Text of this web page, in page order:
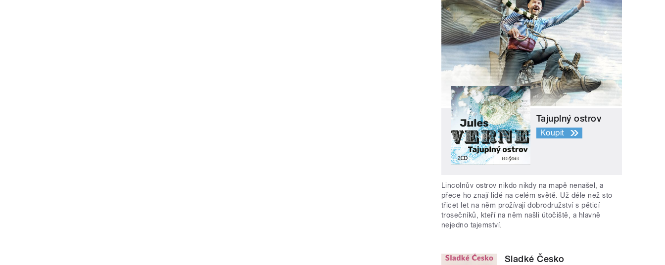
Tajuplný ostrov
Koupit
Lincolnův ostrov nikdo nikdy na mapě nenašel, a
přece ho znají lidé na celém světě. Už déle než sto
třicet let na něm prožívají dobrodružství s pěticí
trosečníků, kteří na něm našli útočiště, a hlavně
nejedno tajemství.
Sladké Česko